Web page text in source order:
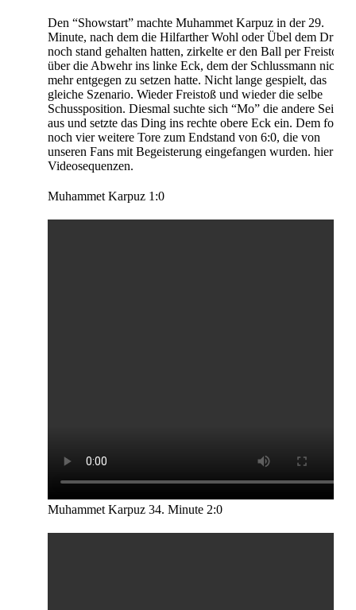
Den “Showstart” machte Muhammet Karpuz in der 29.
Minute, nach dem die Hilfarther Wohl oder Übel dem Druck
noch stand gehalten hatten, zirkelte er den Ball per Freistoß
über die Abwehr ins linke Eck, dem der Schlussmann nichts
mehr entgegen zu setzen hatte. Nicht lange gespielt, das
gleiche Szenario. Wieder Freistoß und wieder die selbe
Schussposition. Diesmal suchte sich “Mo” die andere Seite
aus und setzte das Ding ins rechte obere Eck ein. Dem
noch vier weitere Tore zum Endstand von 6:0, die von
unseren Fans mit Begeisterung eingefangen wurden. hier die
Videosequenzen.
Muhammet Karpuz 1:0
Muhammet Karpuz 34. Minute 2:0